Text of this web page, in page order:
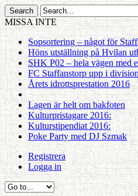
MISSA INTE
Sopsortering – något för
Höns utställning på Hvilan
SHK P02 – hela vägen med
FC Staffanstorp upp i
Årets idrottsprestation 2016
Lagen är helt om bakfoten
Kulturpristagare 2016:
Kulturstipendiat 2016:
Poke Party med DJ Szmak
Registrera
Logga in